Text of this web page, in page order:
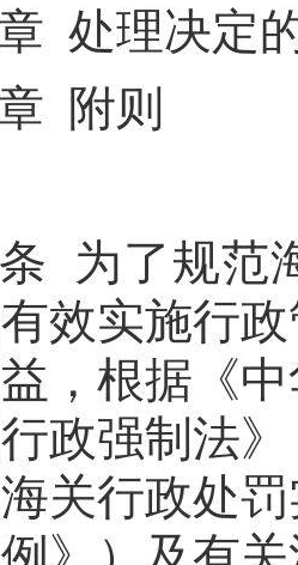
处理决定
附则
为了规范
效实施行
，根据《
政强制法
关行政处